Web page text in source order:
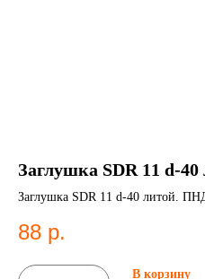
Заглушка SDR 11 d-
Заглушка SDR 11 d-40 литой.
88 р.
В корзину